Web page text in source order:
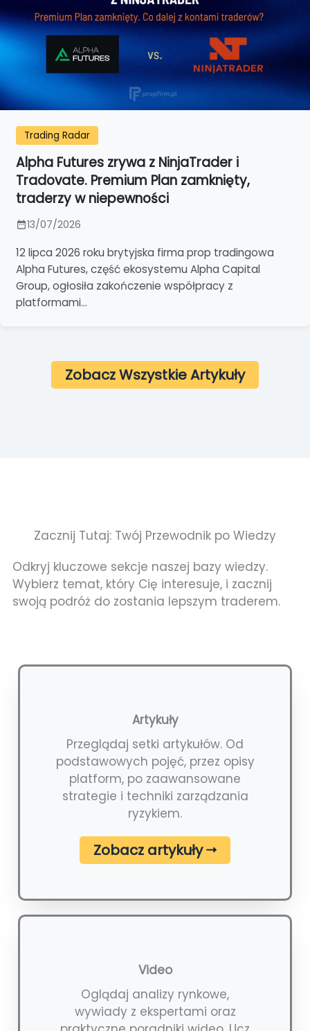
Trading Radar
Alpha Futures zrywa z NinjaTrader i
Tradovate. Premium Plan zamknięty,
traderzy w niepewności
13/07/2026
12 lipca 2026 roku brytyjska firma prop tradingowa
Alpha Futures, część ekosystemu Alpha Capital
Group, ogłosiła zakończenie współpracy z
platformami...
Zobacz Wszystkie Artykuły
Zacznij Tutaj: Twój Przewodnik po Wiedzy
Odkryj kluczowe sekcje naszej bazy wiedzy.
Wybierz temat, który Cię interesuje, i zacznij
swoją podróż do zostania lepszym traderem.
Artykuły
Przeglądaj setki artykułów. Od
podstawowych pojęć, przez opisy
platform, po zaawansowane
strategie i techniki zarządzania
ryzykiem.
Zobacz artykuły
Video
Oglądaj analizy rynkowe,
wywiady z ekspertami oraz